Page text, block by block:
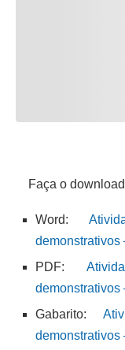
Faça o download
Word:
demonstrativos
PDF:
demonstrativos
Gabarito:
demonstrativos